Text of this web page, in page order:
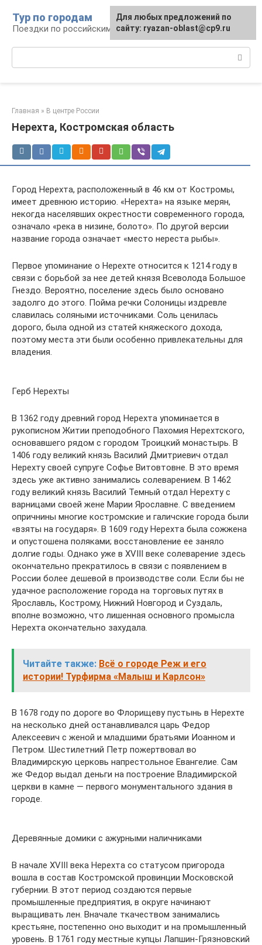
контенту
Тур по городам
Поездки по российским городам
Главная » В центре России
Нерехта, Костромская область
Город Нерехта, расположенный в 46 км от Костромы,
имеет древнюю историю. «Нерехта» на языке мерян,
некогда населявших окрестности современного города,
означало «река в низине, болото». По другой версии
название города означает «место нереста рыбы».
Первое упоминание о Нерехте относится к 1214 году в
связи с борьбой за нее детей князя Всеволода Большое
Гнездо. Вероятно, поселение здесь было основано
задолго до этого. Пойма речки Солоницы издревле
славилась соляными источниками. Соль ценилась
дорого, была одной из статей княжеского дохода,
поэтому места эти были особенно привлекательны для
владения.
Герб Нерехты
В 1362 году древний город Нерехта упоминается в
рукописном Житии преподобного Пахомия Нерехтского,
основавшего рядом с городом Троицкий монастырь. В
1406 году великий князь Василий Дмитриевич отдал
Нерехту своей супруге Софье Витовтовне. В это время
здесь уже активно занимались солеварением. В 1462
году великий князь Василий Темный отдал Нерехту с
варницами своей жене Марии Ярославне. С введением
опричнины многие костромские и галичские города были
«взяты на государя». В 1609 году Нерехта была сожжена
и опустошена поляками; восстановление ее заняло
долгие годы. Однако уже в XVIII веке солеварение здесь
окончательно прекратилось в связи с появлением в
России более дешевой в производстве соли. Если бы не
удачное расположение города на торговых путях в
Ярославль, Кострому, Нижний Новгород и Суздаль,
вполне возможно, что лишенная основного промысла
Нерехта окончательно захудала.
Читайте также: Всё о городе Реж и его
истории! Турфирма «Малыш и Карлсон»
В 1678 году по дороге во Флорищеву пустынь в Нерехте
на несколько дней останавливался царь Федор
Алексеевич с женой и младшими братьями Иоанном и
Петром. Шестилетний Петр пожертвовал во
Владимирскую церковь напрестольное Евангелие. Сам
же Федор выдал деньги на построение Владимирской
церкви в камне — первого монументального здания в
городе.
Деревянные домики с ажурными наличниками
В начале XVIII века Нерехта со статусом пригорода
вошла в состав Костромской провинции Московской
губернии. В этот период создаются первые
промышленные предприятия, в округе начинают
выращивать лен. Вначале ткачеством занимались
крестьяне, постепенно оно выходит и на промышленный
уровень. В 1761 году местные купцы Лапшин-Грязновский
Для любых предложений по
сайту: ryazan-oblast@cp9.ru